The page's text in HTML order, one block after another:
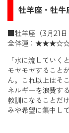
牡羊座・牡牛
■牡羊座（3月21
全体運：
「水に流していく
モヤモヤすること
ん。これ以上はそ
ネルギーを浪費す
教訓になることだ
みや希望に集中し